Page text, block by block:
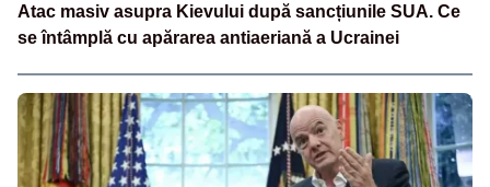
Atac masiv asupra Kievului după sancțiunile SUA. Ce
se întâmplă cu apărarea antiaeriană a Ucrainei